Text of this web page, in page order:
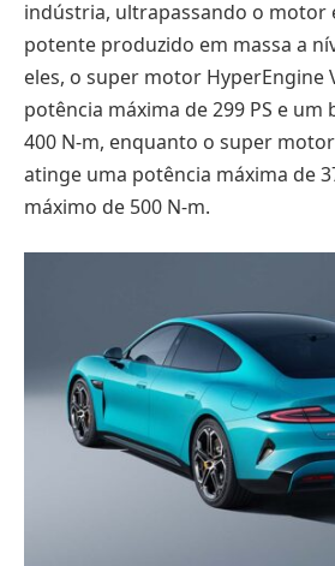
indústria, ultrapassando o motor
potente produzido em massa a
eles, o super motor HyperEngine
potência máxima de 299 PS e
400 N-m, enquanto o super
atinge uma potência máxima de
máximo de 500 N-m.